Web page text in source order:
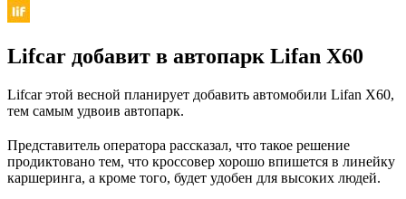
Lifcar добавит в автопарк Lifan X60
Lifcar этой весной планирует добавить автомобили Lifan X60,
тем самым удвоив автопарк.
Представитель оператора рассказал, что такое решение
продиктовано тем, что кроссовер хорошо впишется в линейку
каршеринга, а кроме того, будет удобен для высоких людей.